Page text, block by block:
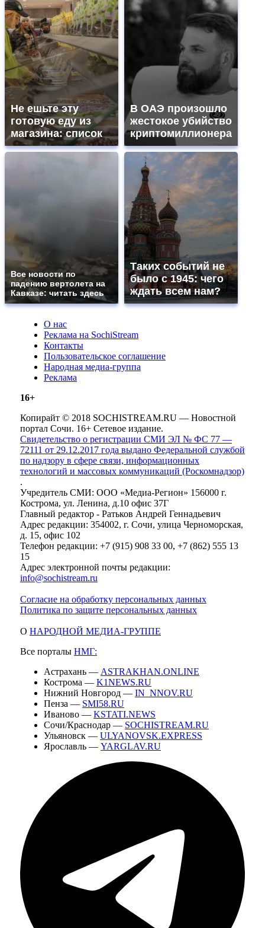
Не ешьте эту
готовую еду из
магазина: список
В ОАЭ произошло
жестокое убийство
криптомиллионера
Все новости по
падению вертолета на
Кавказе: читать здесь
Таких событий не
было с 1945: чего
ждать всем нам?
О нас
Реклама на SochiStream
Контакты
Пользовательское соглашение
Народная медиа-группа
Реклама
16+
Копирайт © 2018 SOCHISTREAM.RU — Новостной
портал Сочи. 16+ Сетевое издание.
Свидетельство о регистрации СМИ ЭЛ № ФС 77 —
72111 от 29.12.2017 года выдано Федеральной службой
по надзору в сфере связи, информационных
технологий и массовых коммуникаций (Роскомнадзор)
.
Учредитель СМИ: ООО «Медиа-Регион» 156000 г.
Кострома, ул. Ленина, д.10 офис 37Г
Главный редактор - Ратьков Андрей Геннадьевич
Адрес редакции: 354002, г. Сочи, улица Черноморская,
д. 15, офис 102
Телефон редакции: +7 (915) 908 33 00, +7 (862) 555 13
15
Адрес электронной почты редакции:
info@sochistream.ru
Согласие на обработку персональных данных
Политика по защите персональных данных
О НАРОДНОЙ МЕДИА-ГРУППЕ
Все порталы НМГ:
Астрахань — ASTRAKHAN.ONLINE
Кострома — K1NEWS.RU
Нижний Новгород — IN_NNOV.RU
Пенза — SMI58.RU
Иваново — KSTATI.NEWS
Сочи/Краснодар — SOCHISTREAM.RU
Ульяновск — ULYANOVSK.EXPRESS
Ярославль — YARGLAV.RU